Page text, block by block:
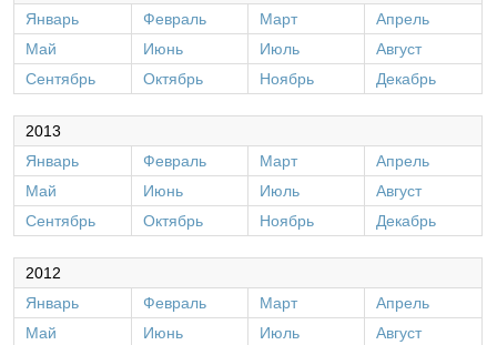
Январь
Февраль Март
Апрель
Май
Июнь Июль
Август
Сентябрь
Октябрь Ноябрь Декабрь
2013
Январь
Февраль Март
Апрель
Май
Июнь Июль
Август
Сентябрь
Октябрь Ноябрь Декабрь
2012
Январь
Февраль Март
Апрель
Май
Июнь Июль
Август